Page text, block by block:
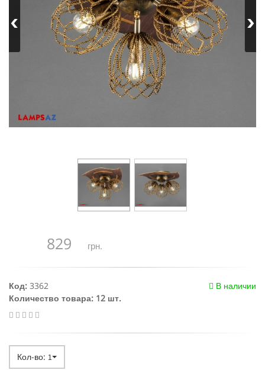
829 грн.
В наличии
Код: 3362
Количество товара: 12 шт.
Кол-во: 1